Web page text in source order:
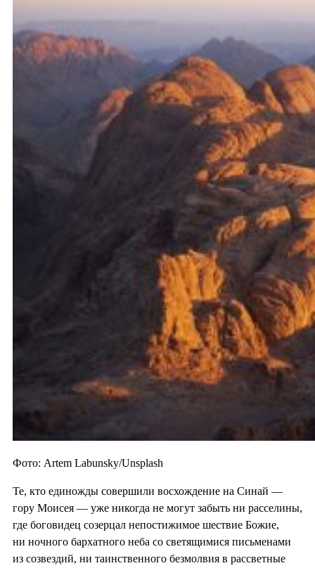
Фото: Artem Labunsky/Unsplash
Те, кто единожды совершили восхождение на Синай —
гору Моисея — уже никогда не могут забыть ни расселины,
где боговидец созерцал непостижимое шествие Божие,
ни ночного бархатного неба со светящимися письменами
из созвездий, ни таинственного безмолвия в рассветные